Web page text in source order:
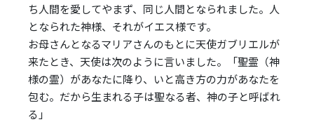
ち人間を愛してやまず、同じ人間となられました。人
となられた神様、それがイエス様です。
お母さんとなるマリアさんのもとに天使ガブリエルが
来たとき、天使は次のように言いました。「聖霊（神
様の霊）があなたに降り、いと高き方の力があなたを
包む。だから生まれる子は聖なる者、神の子と呼ばれ
る」